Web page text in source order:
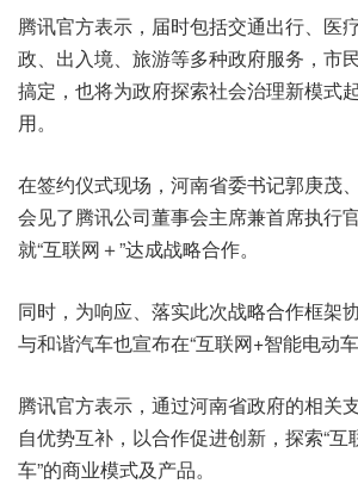
腾讯官方表示，届时包括交通出行、医
政、出入境、旅游等多种政府服务，市
搞定，也将为政府探索社会治理新模式
用。
在签约仪式现场，河南省委书记郭庚茂
会见了腾讯公司董事会主席兼首席执行
就“互联网＋”达成战略合作。
同时，为响应、落实此次战略合作框架
与和谐汽车也宣布在“互联网+智能电动车
腾讯官方表示，通过河南省政府的相关
自优势互补，以合作促进创新，探索“互
车”的商业模式及产品。